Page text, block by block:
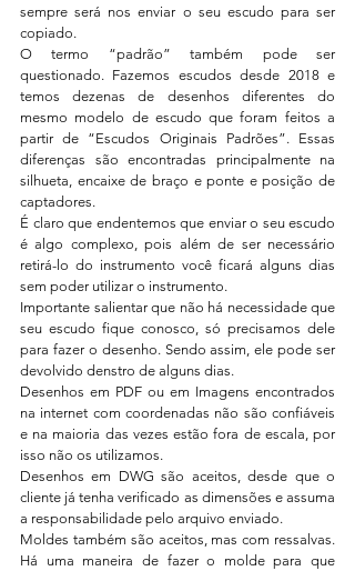
sempre será nos enviar o seu escudo para ser
copiado.
O termo “padrão” também pode ser
questionado. Fazemos escudos desde 2018 e
temos dezenas de desenhos diferentes do
mesmo modelo de escudo que foram feitos a
partir de “Escudos Originais Padrões”. Essas
diferenças são encontradas principalmente na
silhueta, encaixe de braço e ponte e posição de
captadores.
É claro que endentemos que enviar o seu escudo
é algo complexo, pois além de ser necessário
retirá-lo do instrumento você ficará alguns dias
sem poder utilizar o instrumento.
Importante salientar que não há necessidade que
seu escudo fique conosco, só precisamos dele
para fazer o desenho. Sendo assim, ele pode ser
devolvido denstro de alguns dias.
Desenhos em PDF ou em Imagens encontrados
na internet com coordenadas não são confiáveis
e na maioria das vezes estão fora de escala, por
isso não os utilizamos.
Desenhos em DWG são aceitos, desde que o
cliente já tenha verificado as dimensões e assuma
a responsabilidade pelo arquivo enviado.
Moldes também são aceitos, mas com ressalvas.
Há uma maneira de fazer o molde para que